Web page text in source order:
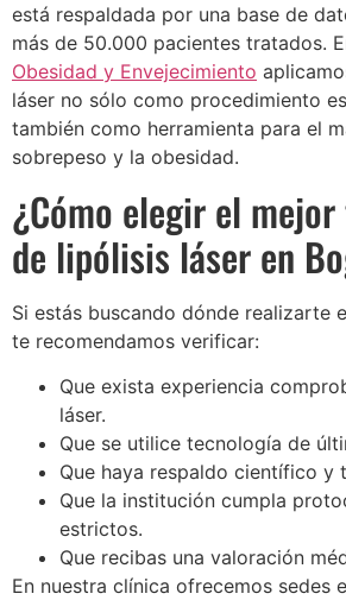
está respaldada por una base de
más de 50.000 pacientes tratados.
Obesidad y Envejecimiento
láser no sólo como procedimiento
también como herramienta para el
sobrepeso y la obesidad.
¿Cómo elegir el
de lipólisis láser en
Si estás buscando dónde realizarte
te recomendamos verificar:
Que exista experiencia
láser.
Que se utilice tecnología de
Que haya respaldo científico y
Que la institución cumpla
estrictos.
Que recibas una valoración
En nuestra clínica ofrecemos sedes